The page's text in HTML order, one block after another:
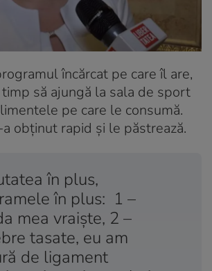
încărcat pe care îl are,
să ajungă la sala de sport
pe care le consumă.
obținut rapid și le păstrează.
în plus,
în plus: 1 –
mea vraiște, 2 –
tasate, eu am
de ligament